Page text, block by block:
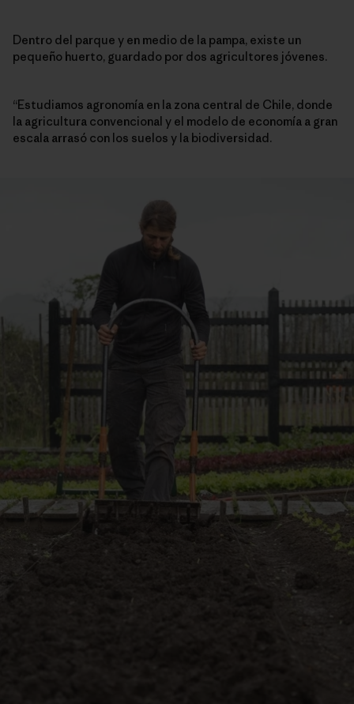
Dentro del parque y en medio de la pampa, existe un
pequeño huerto, guardado por dos agricultores jóvenes.
“Estudiamos agronomía en la zona central de Chile, donde
la agricultura convencional y el modelo de economía a gran
escala arrasó con los suelos y la biodiversidad.